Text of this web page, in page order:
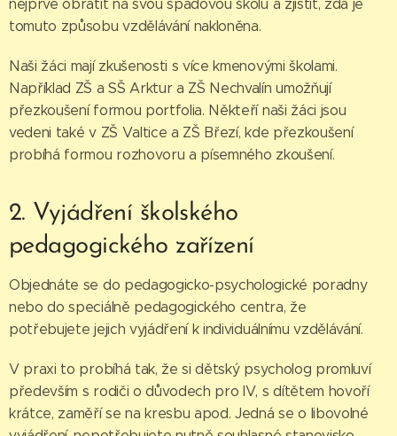
nejprve obrátit na svou spádovou školu a zjistit, zda je
tomuto způsobu vzdělávání nakloněna.
Naši žáci mají zkušenosti s více kmenovými školami.
Například ZŠ a SŠ Arktur a ZŠ Nechvalín umožňují
přezkoušení formou portfolia. Někteří naši žáci jsou
vedeni také v ZŠ Valtice a ZŠ Březí, kde přezkoušení
probíhá formou rozhovoru a písemného zkoušení.
2. Vyjádření školského
pedagogického zařízení
Objednáte se do pedagogicko-psychologické poradny
nebo do speciálně pedagogického centra, že
potřebujete jejich vyjádření k individuálnímu vzdělávání.
V praxi to probíhá tak, že si dětský psycholog promluví
především s rodiči o důvodech pro IV, s dítětem hovoří
krátce, zaměří se na kresbu apod. Jedná se o libovolné